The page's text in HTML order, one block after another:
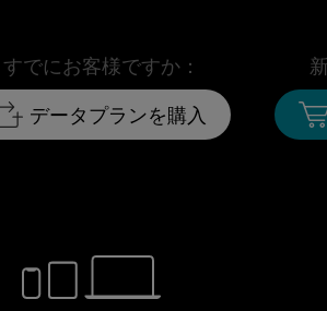
すでにお客様ですか：
データプランを購入